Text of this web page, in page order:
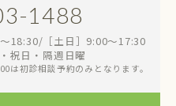
1488
18:30/［土日］9:00～17:30
祝日・隔週日曜
初診相談予約のみとなります。